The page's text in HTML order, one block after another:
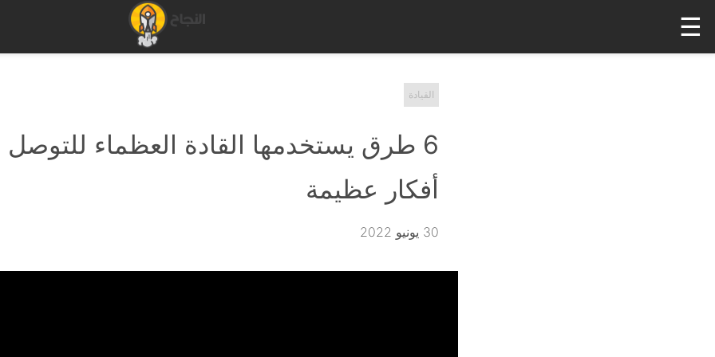
☰
القيادة
6 طرق يستخدمها القادة العظماء للتوصل
أفكار عظيمة
30 يونيو 2022